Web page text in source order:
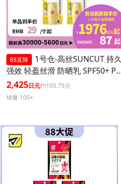
88直降
1号仓-高丝SUNCUT 持久
强效 轻盈丝滑 防晒乳 SPF50+
+++ 50ml 3个装 阻隔紫外线 持久
耐水 户外防晒 多重保护 清爽不粘
2,425日元约105.75元
销量 100+